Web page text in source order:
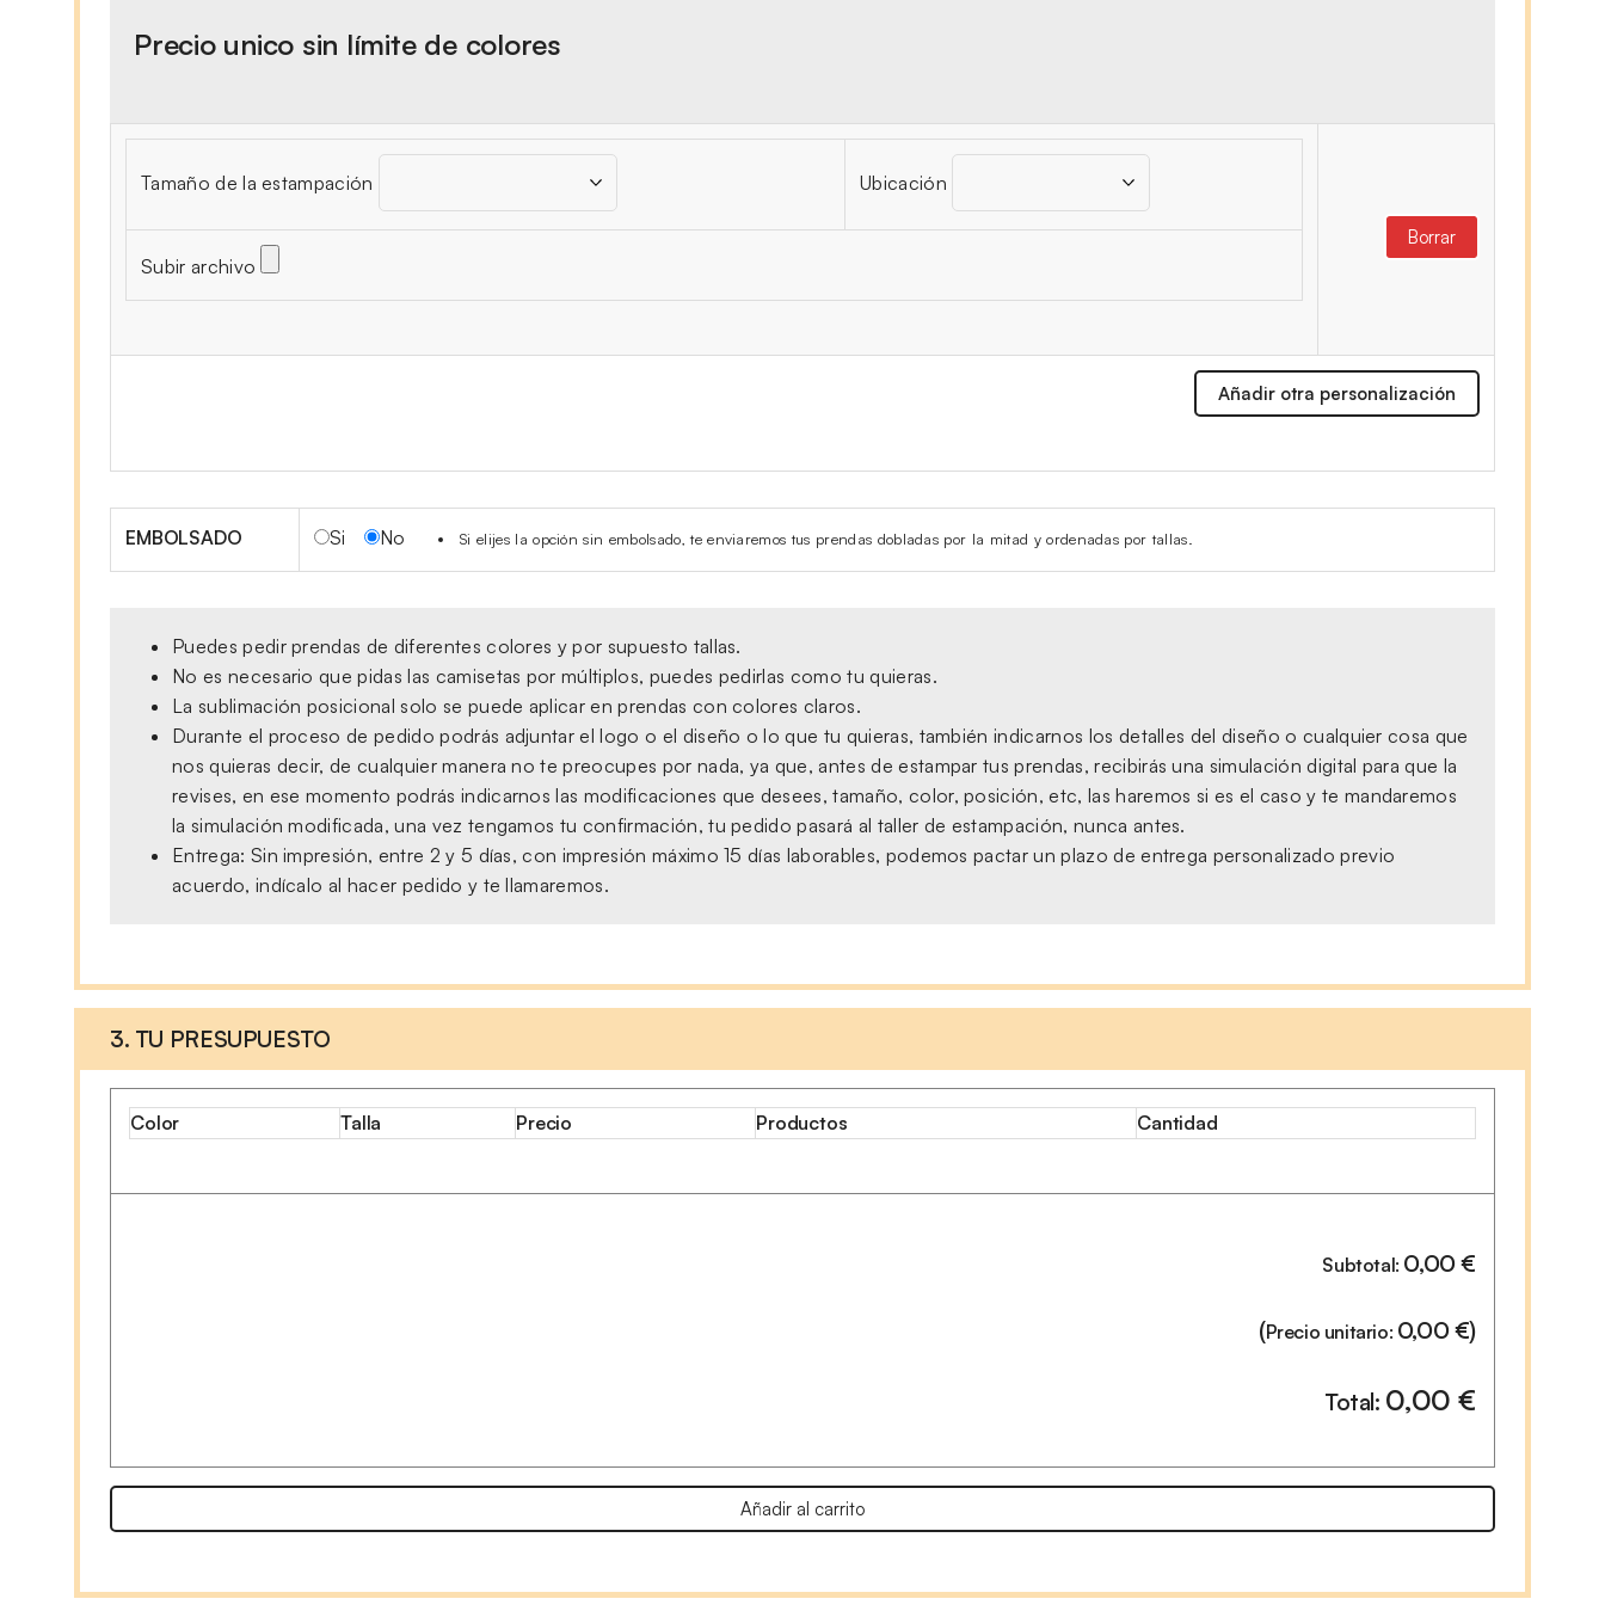
Precio unico sin límite de colores
Tamaño de la estampación Ubicación
Subir archivo
Borrar
Añadir otra personalización
EMBOLSADO Si No Si elijes la opción sin embolsado, te enviaremos tus prendas dobladas por la mitad y ordenadas por tallas.
Puedes pedir prendas de diferentes colores y por supuesto tallas.
No es necesario que pidas las camisetas por múltiplos, puedes pedirlas como tu quieras.
La sublimación posicional solo se puede aplicar en prendas con colores claros.
Durante el proceso de pedido podrás adjuntar el logo o el diseño o lo que tu quieras, también indicarnos los detalles del diseño o cualquier cosa que
nos quieras decir, de cualquier manera no te preocupes por nada, ya que, antes de estampar tus prendas, recibirás una simulación digital para que la
revises, en ese momento podrás indicarnos las modificaciones que desees, tamaño, color, posición, etc, las haremos si es el caso y te mandaremos
la simulación modificada, una vez tengamos tu confirmación, tu pedido pasará al taller de estampación, nunca antes.
Entrega: Sin impresión, entre 2 y 5 días, con impresión máximo 15 días laborables, podemos pactar un plazo de entrega personalizado previo
acuerdo, indícalo al hacer pedido y te llamaremos.
3. TU PRESUPUESTO
Color Talla Precio Productos Cantidad
Subtotal: 0,00€
(Precio unitario: 0,00€)
Total: 0,00€
Añadir al carrito